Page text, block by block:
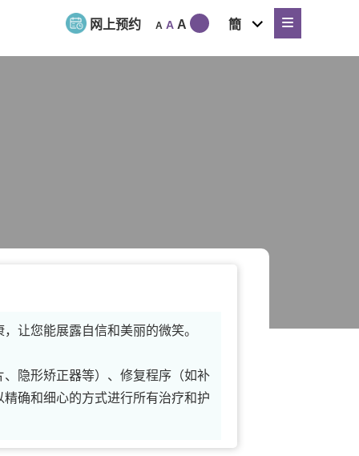
网上预约 A A A 簡
expand
child
menu
让您能展露自信和美丽的微笑。
隐形矫正器等）、修复程序（如补
确和细心的方式进行所有治疗和护